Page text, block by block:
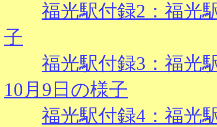
福光駅付録2：福光
子
福光駅付録3：福光
10月9日の様子
福光駅付録4：福光